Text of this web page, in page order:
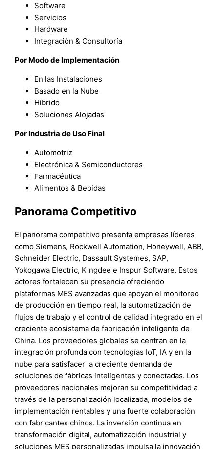
Software
Servicios
Hardware
Integración & Consultoría
Por Modo de Implementación
En las Instalaciones
Basado en la Nube
Híbrido
Soluciones Alojadas
Por Industria de Uso Final
Automotriz
Electrónica & Semiconductores
Farmacéutica
Alimentos & Bebidas
Panorama Competitivo
El panorama competitivo presenta empresas líderes
como Siemens, Rockwell Automation, Honeywell, ABB,
Schneider Electric, Dassault Systèmes, SAP,
Yokogawa Electric, Kingdee e Inspur Software. Estos
actores fortalecen su presencia ofreciendo
plataformas MES avanzadas que apoyan el monitoreo
de producción en tiempo real, la automatización de
flujos de trabajo y el control de calidad integrado en el
creciente ecosistema de fabricación inteligente de
China. Los proveedores globales se centran en la
integración profunda con tecnologías IoT, IA y en la
nube para satisfacer la creciente demanda de
soluciones de fábricas inteligentes y conectadas. Los
proveedores nacionales mejoran su competitividad a
través de la personalización localizada, modelos de
implementación rentables y una fuerte colaboración
con fabricantes chinos. La inversión continua en
transformación digital, automatización industrial y
soluciones MES personalizadas impulsa la innovación